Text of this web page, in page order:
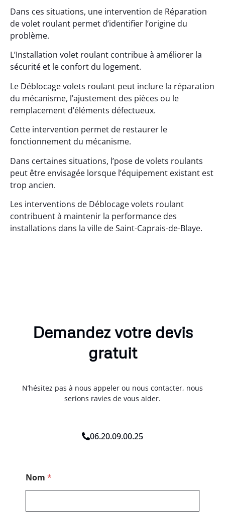
Dans ces situations, une intervention de Réparation
de volet roulant permet d’identifier l’origine du
problème.
L’Installation volet roulant contribue à améliorer la
sécurité et le confort du logement.
Le Déblocage volets roulant peut inclure la réparation
du mécanisme, l’ajustement des pièces ou le
remplacement d’éléments défectueux.
Cette intervention permet de restaurer le
fonctionnement du mécanisme.
Dans certaines situations, l’pose de volets roulants
peut être envisagée lorsque l’équipement existant est
trop ancien.
Les interventions de Déblocage volets roulant
contribuent à maintenir la performance des
installations dans la ville de Saint-Caprais-de-Blaye.
Demandez votre devis
gratuit
N’hésitez pas à nous appeler ou nous contacter, nous
serions ravies de vous aider.
06.20.09.00.25
Nom *